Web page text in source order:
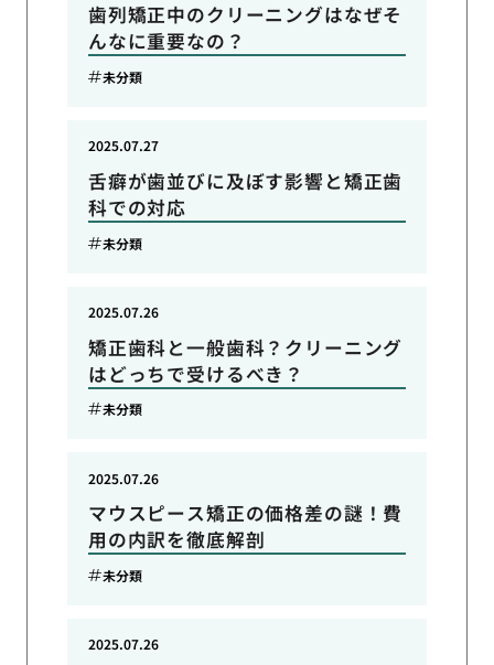
歯列矯正中のクリーニングはなぜそ
んなに重要なの？
未分類
舌癖が歯並びに及ぼす影響と矯正歯
科での対応
2025.07.27
未分類
矯正歯科と一般歯科？クリーニング
はどっちで受けるべき？
2025.07.26
未分類
マウスピース矯正の価格差の謎！費
用の内訳を徹底解剖
2025.07.26
未分類
2025.07.26